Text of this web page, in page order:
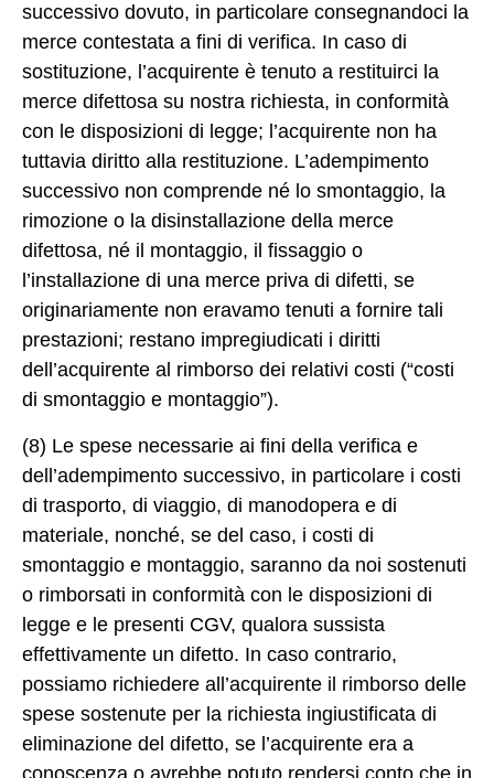
successivo dovuto, in particolare consegnandoci la
merce contestata a fini di verifica. In caso di
sostituzione, l’acquirente è tenuto a restituirci la
merce difettosa su nostra richiesta, in conformità
con le disposizioni di legge; l’acquirente non ha
tuttavia diritto alla restituzione. L’adempimento
successivo non comprende né lo smontaggio, la
rimozione o la disinstallazione della merce
difettosa, né il montaggio, il fissaggio o
l’installazione di una merce priva di difetti, se
originariamente non eravamo tenuti a fornire tali
prestazioni; restano impregiudicati i diritti
dell’acquirente al rimborso dei relativi costi (“costi
di smontaggio e montaggio”).
(8) Le spese necessarie ai fini della verifica e
dell’adempimento successivo, in particolare i costi
di trasporto, di viaggio, di manodopera e di
materiale, nonché, se del caso, i costi di
smontaggio e montaggio, saranno da noi sostenuti
o rimborsati in conformità con le disposizioni di
legge e le presenti CGV, qualora sussista
effettivamente un difetto. In caso contrario,
possiamo richiedere all’acquirente il rimborso delle
spese sostenute per la richiesta ingiustificata di
eliminazione del difetto, se l’acquirente era a
conoscenza o avrebbe potuto rendersi conto che in